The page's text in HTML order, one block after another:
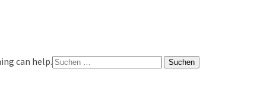
can help. Suchen